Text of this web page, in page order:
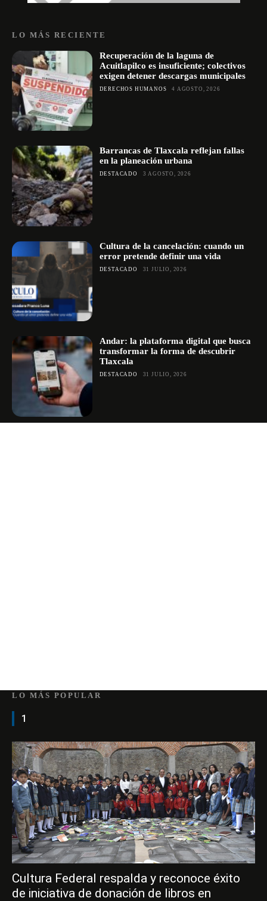
LO MÁS RECIENTE
Recuperación de la laguna de
Acuitlapilco es insuficiente; colectivos
exigen detener descargas municipales
DERECHOS HUMANOS 4 AGOSTO, 2026
Barrancas de Tlaxcala reflejan fallas
en la planeación urbana
DESTACADO 3 AGOSTO, 2026
Cultura de la cancelación: cuando un
error pretende definir una vida
DESTACADO 31 JULIO, 2026
Andar: la plataforma digital que busca
transformar la forma de descubrir
Tlaxcala
DESTACADO 31 JULIO, 2026
LO MÁS POPULAR
1
Cultura Federal respalda y reconoce éxito
de iniciativa de donación de libros en